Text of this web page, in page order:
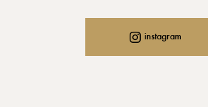
instagram